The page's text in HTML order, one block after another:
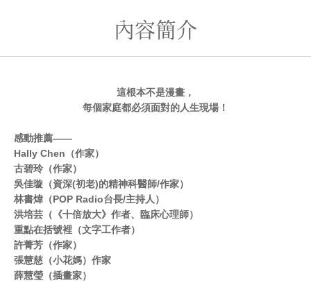
內容簡介
這根本不是漫畫，
每個家庭都必須面對的人生現場！
感動推薦——
Hally Chen（作家）
古碧玲（作家）
吳佳璇（資深(初老)的精神科醫師/作家）
林書煒（POP Radio台長/主持人）
洪培芸（《十倍放大》作者、臨床心理師）
重點在括號裡（文字工作者）
許菁芳（作家）
張慧慈（小花媽）作家
薛慧瑩（插畫家）